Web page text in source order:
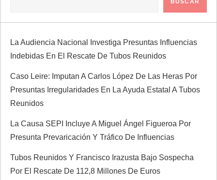
ó
n
d
e
n
BUSCAR
La Audiencia Nacional Investiga Presuntas Influencias
Indebidas En El Rescate De Tubos Reunidos
Caso Leire: Imputan A Carlos López De Las Heras Por
Presuntas Irregularidades En La Ayuda Estatal A Tubos
Reunidos
La Causa SEPI Incluye A Miguel Ángel Figueroa Por
Presunta Prevaricación Y Tráfico De Influencias
Tubos Reunidos Y Francisco Irazusta Bajo Sospecha
Por El Rescate De 112,8 Millones De Euros